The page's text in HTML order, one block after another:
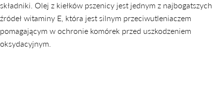
składniki. Olej z kiełków pszenicy jest jednym z najbogatszych
źródeł witaminy E, która jest silnym przeciwutleniaczem
pomagającym w ochronie komórek przed uszkodzeniem
oksydacyjnym.